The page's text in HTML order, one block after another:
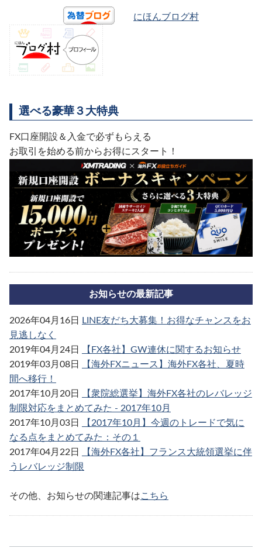
にほんブログ村
選べる豪華３大特典
FX口座開設＆入金で必ずもらえる
お取引を始める前からお得にスタート！
お知らせの最新記事
2026年04月16日
LINE友だち大募集！お得なチャンスをお
見逃しなく
2019年04月24日
【FX各社】GW連休に関するお知らせ
2019年03月08日
【海外FXニュース】海外FX各社、夏時
間へ移行！
2017年10月20日
【衆院総選挙】海外FX各社のレバレッジ
制限対応をまとめてみた - 2017年10月
2017年10月03日
【2017年10月】今週のトレードで気に
なる点をまとめてみた：その１
2017年04月22日
【海外FX各社】フランス大統領選挙に伴
うレバレッジ制限
その他、お知らせの関連記事はこちら